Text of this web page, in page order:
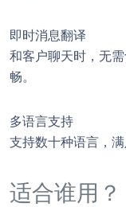
即时消息翻译
和客户聊天时，无
畅。
多语言支持
支持数十种语言，满
适合谁用？